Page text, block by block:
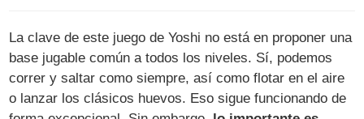
La clave de este juego de Yoshi no está en proponer una
base jugable común a todos los niveles. Sí, podemos
correr y saltar como siempre, así como flotar en el aire
o lanzar los clásicos huevos. Eso sigue funcionando de